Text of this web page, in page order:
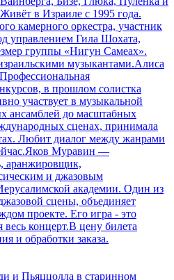
в Израиле с 1995 года.
камерного оркестра, участник
управлением Гила Шохата,
группы «Нигун Самеах».
музыкантами.Алиса
в прошлом солистка
участвует в музыкальной
ансамблей до масштабных
сценах, принимала
Любит диалог между жанрами
Муравин —
аранжировщик,
и джазовым
академии. Один из
сцены, объединяет
проекте. Его игра - это
весь концерт.В цену билета
и обработки заказа.
и Пьяццолла в старинном